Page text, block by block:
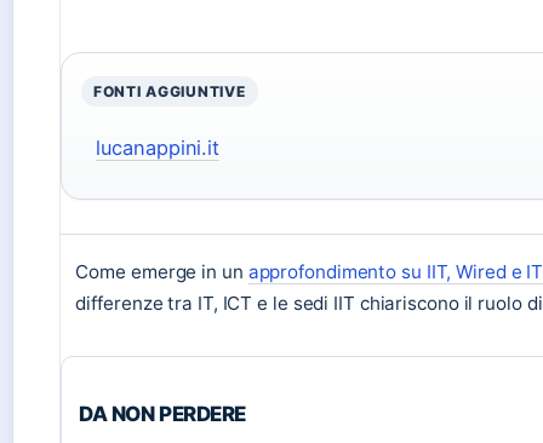
FONTI AGGIUNTIVE
lucanappini.it
Come emerge in un approfondimento su IIT, Wired e
differenze tra IT, ICT e le sedi IIT chiariscono il ruolo
DA NON PERDERE